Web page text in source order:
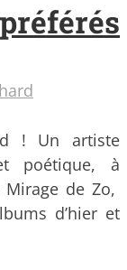
! Un artiste
poétique, à
de Zo,
d’hier et